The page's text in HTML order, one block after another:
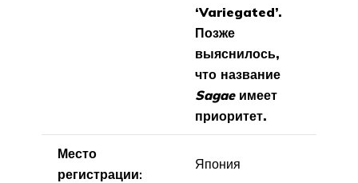
‘Variegated’.
Позже
выяснилось,
что название
Sagaeимеет
приоритет.
Место
регистрации:
Япония